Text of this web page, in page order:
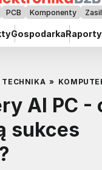
PCB Komponenty
GospodarkaRaporty
TECHNIKA »
AI PC -
sukces